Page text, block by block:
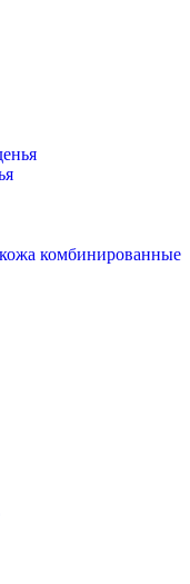
комбинированные